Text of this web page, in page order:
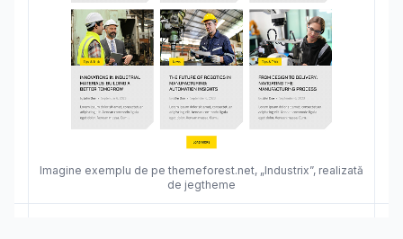
Imagine exemplu de pe themeforest.net, „Industrix”, realizată
de jegtheme